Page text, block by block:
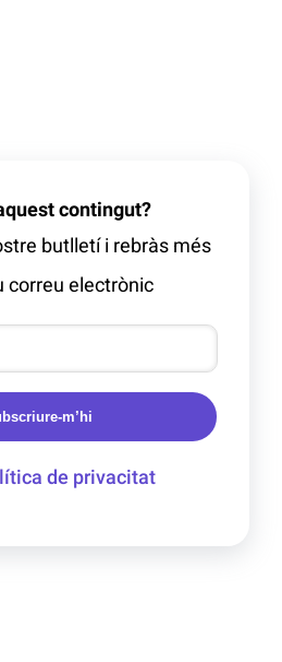
contingut?
butlletí i rebràs més
correu electrònic
m’hi
de privacitat